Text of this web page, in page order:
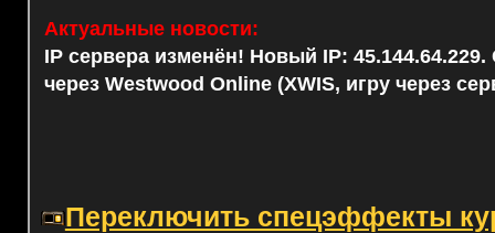
Актуальные новости:
IP сервера изменён! Новый IP: 45.144.64.229.
через Westwood Online (XWIS, игру через
Переключить спецэффекты